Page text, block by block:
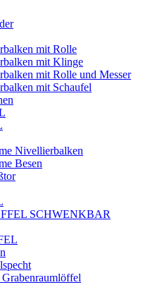
mit Rolle
mit Klinge
mit Rolle und Messer
mit Schaufel
Nivellierbalken
Besen
SCHWENKBAR